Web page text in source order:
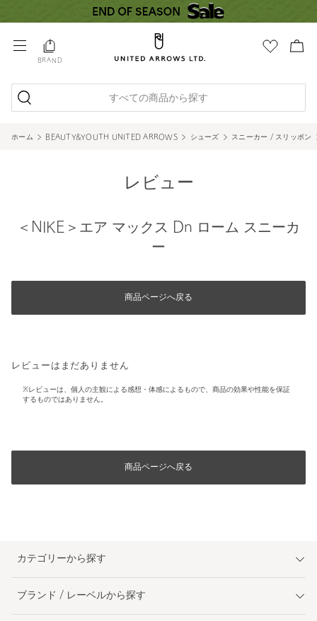
BRAND
すべての商品から探す
ホーム BEAUTY&YOUTH UNITED ARROWS シューズ スニーカー / スリッポン
レビュー
＜NIKE＞エア マックス Dn ローム スニーカ
ー
商品ページへ戻る
レビューはまだありません
※レビューは、個人の主観による感想・体感によるもので、商品の効果や性能を保証
するものではありません。
商品ページへ戻る
カテゴリーから探す
ブランド / レーベルから探す